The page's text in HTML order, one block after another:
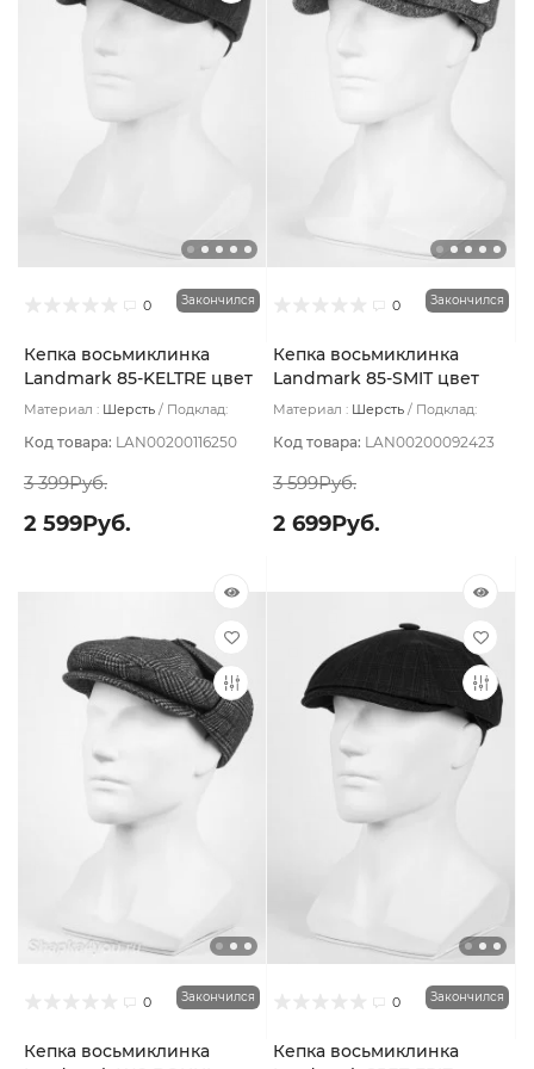
0 Закончился
Кепка восьмиклинка
Landmark 85-KELTRE цвет
Коричневый темный
Материал : Шерсть
Подклад:
Код товара: LAN00200116250
3 399Руб.
2 599Руб.
0 Закончился
Кепка восьмиклинка
Landmark 85-SMIT цвет
Серый размер 60
Материал : Шерсть
Подклад:
Код товара: LAN00200092423
3 599Руб.
2 699Руб.
0 Закончился
Кепка восьмиклинка
0 Закончился
Кепка восьмиклинка